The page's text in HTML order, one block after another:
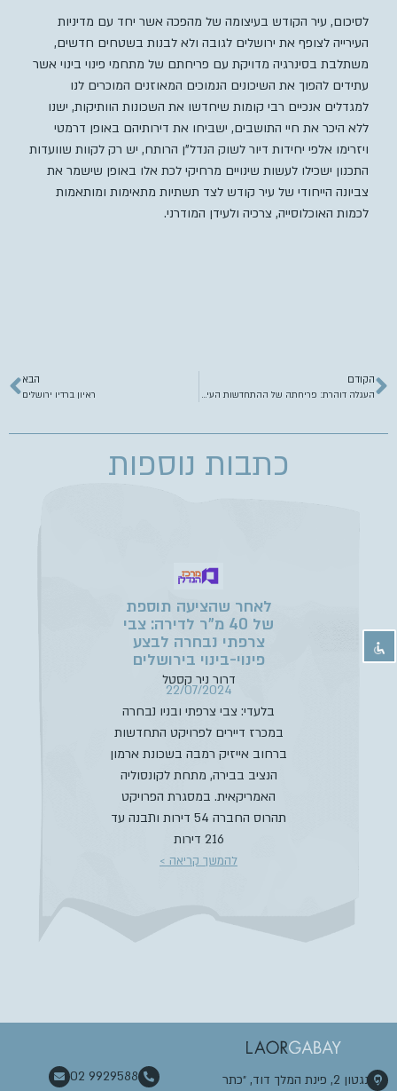
לסיכום, עיר הקודש בעיצומה של מהפכה אשר יחד עם מדיניות
העירייה לצופף את ירושלים לגובה ולא לבנות בשטחים חדשים,
משתלבת בסינרגיה מדויקת עם פריחתם של מתחמי פינוי בינוי אשר
עתידים להפוך את השיכונים הנמוכים המאוזנים המוכרים לנו
למגדלים אנכיים רבי קומות שיחדשו את השכונות הוותיקות, ישנו
ללא היכר את חיי התושבים, ישביחו את דירותיהם באופן דרמטי
ויזרימו אלפי יחידות דיור לשוק הנדל”ן הרותח, יש רק לקוות שוועדות
התכנון ישכילו לעשות שינויים מרחיקי לכת אלו באופן שישמר את
צביונה הייחודי של עיר קודש לצד תשתיות מתאימות ומותאמות
לכמות האוכלוסייה, צרכיה ולעידן המודרני.
הקודם
העגלה דוהרת: פריחתה של ההתחדשות העירונית במגזר החרדי
הבא
ראיון ברדיו ירושלים
כתבות נוספות
לאחר שהציעה תוספת
של 40 מ”ר לדירה: צבי
צרפתי נבחרה לבצע
פינוי-בינוי בירושלים
דרור ניר קסטל
22/07/2024
בלעדי: צבי צרפתי ובניו נבחרה
במכרז דיירים לפרויקט התחדשות
ברחוב אייזיק רמבה בשכונת ארמון
הנציב בבירה, מתחת לקונסוליה
האמריקאית. במסגרת הפרויקט
תהרוס החברה 54 דירות ותבנה עד
216 דירות
להמשך קריאה >
וושינגטון 2, פינת המלך דוד, ״כתר 02 9929588